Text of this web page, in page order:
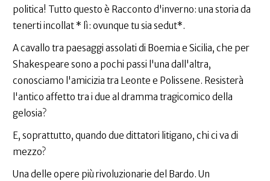
politica! Tutto questo è Racconto d'inverno: una storia da
tenerti incollat * lì: ovunque tu sia sedut*.
A cavallo tra paesaggi assolati di Boemia e Sicilia, che per
Shakespeare sono a pochi passi l'una dall'altra,
conosciamo l'amicizia tra Leonte e Polissene. Resisterà
l'antico affetto tra i due al dramma tragicomico della
gelosia?
E, soprattutto, quando due dittatori litigano, chi ci va di
mezzo?
Una delle opere più rivoluzionarie del Bardo. Un